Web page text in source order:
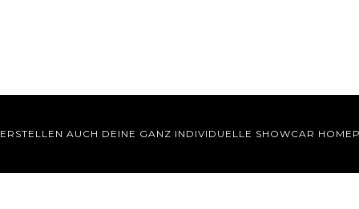
AUCH DEINE GANZ INDIVIDUELLE SHOWCAR